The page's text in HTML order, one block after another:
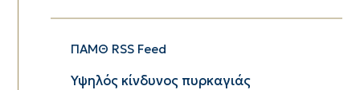
ΠΑΜΘ RSS Feed
Υψηλός κίνδυνος πυρκαγιάς